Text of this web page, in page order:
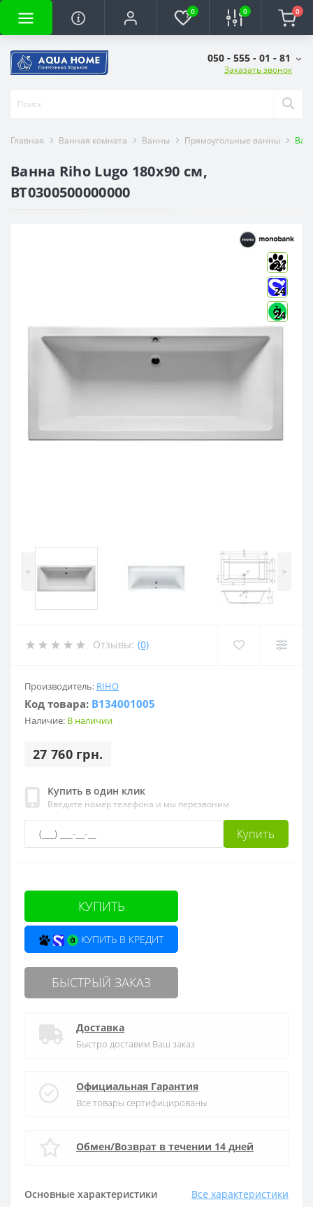
0 0 0
050 - 555 - 01 - 81
Заказать звонок
Главная Ванная комната Ванны Прямоугольные ванны
Ванна Riho Lugo 180x90 см,
BT0300500000000
24
24
24
< >
Отзывы: (0)
Производитель: RIHO
Код товара: B134001005
Наличие: В наличии
27 760 грн.
Купить в один клик
Введите номер телефона и мы перезвоним
Купить
Основные характеристики Все характеристики
КУПИТЬ
КУПИТЬ В КРЕДИТ
БЫСТРЫЙ ЗАКАЗ
Доставка
Быстро доставим Ваш заказ
Официальная Гарантия
Все товары сертифицированы
Обмен/Возврат в течении 14 дней